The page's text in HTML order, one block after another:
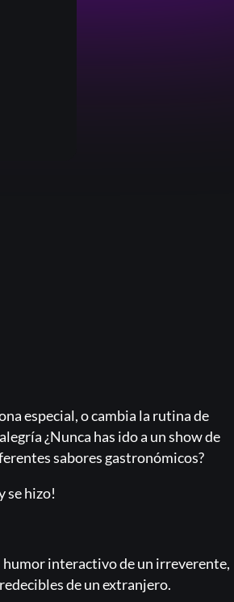
especial, o cambia la rutina de
¿Nunca has ido a un show de
sabores gastronómicos?
se hizo!
humor interactivo de un irreverente,
de un extranjero.